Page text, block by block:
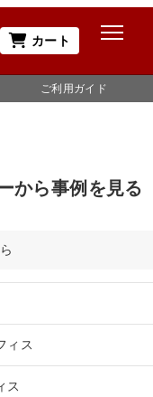
カート
ご利用ガイド
から事例を見る
ィス
ス